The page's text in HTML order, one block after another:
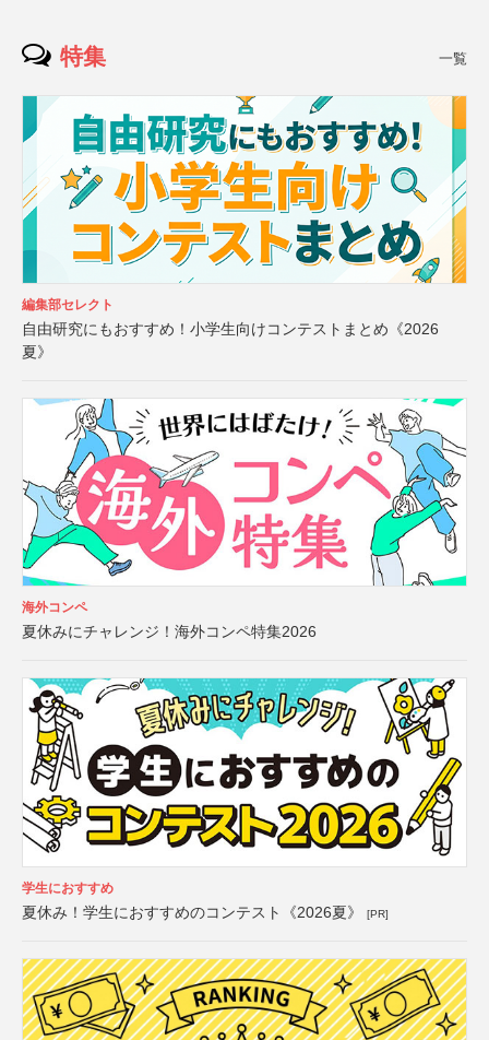
特集 一覧
編集部セレクト
自由研究にもおすすめ！小学生向けコンテストまとめ《2026
夏》
海外コンペ
夏休みにチャレンジ！海外コンペ特集2026
学生におすすめ
夏休み！学生におすすめのコンテスト《2026夏》 [PR]